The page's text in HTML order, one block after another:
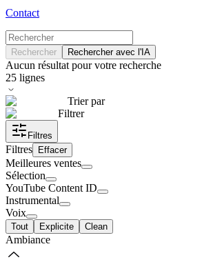
Contact
Rechercher Rechercher avec l'IA
Aucun résultat pour votre recherche
25 lignes
Trier par
Filtrer
Filtres
Filtres Effacer
Meilleures ventes
Sélection
YouTube Content ID
Instrumental
Voix
Tout Explicite Clean
Ambiance